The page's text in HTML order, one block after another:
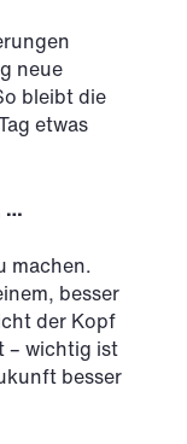
neue
bleibt die
etwas
…
machen.
besser
der Kopf
– wichtig ist
besser